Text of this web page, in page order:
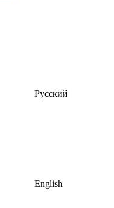
Русский
English